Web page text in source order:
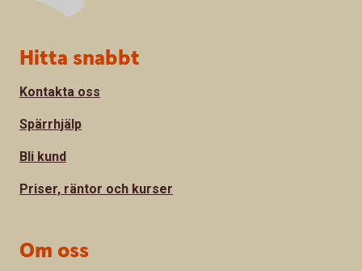
Sidfot
Hitta snabbt
Kontakta oss
Spärrhjälp
Bli kund
Priser, räntor och kurser
Om oss